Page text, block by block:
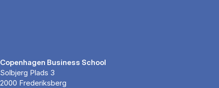
Copenhagen Business School
Solbjerg Plads 3
2000 Frederiksberg